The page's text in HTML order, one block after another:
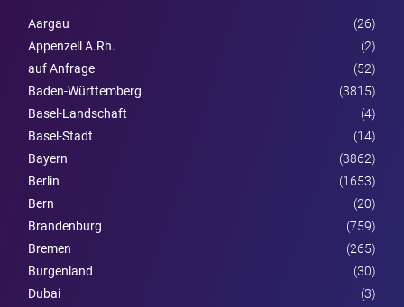
Aargau
(26)
Appenzell A.Rh.
(2)
auf Anfrage
(52)
Baden-Württemberg
(3815)
Basel-Landschaft
(4)
Basel-Stadt
(14)
Bayern
(3862)
Berlin
(1653)
Bern
(20)
Brandenburg
(759)
Bremen
(265)
Burgen­land
(30)
Dubai
(3)